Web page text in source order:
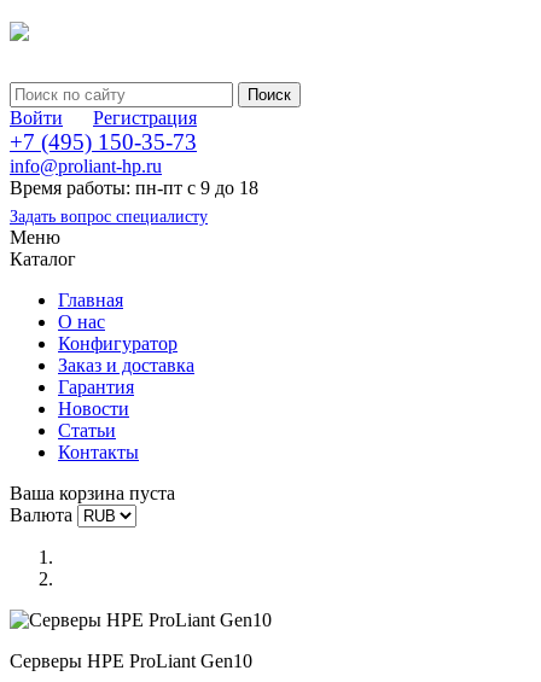
Войти Регистрация
+7 (495) 150-35-73
info@proliant-hp.ru
Время работы: пн-пт с 9 до 18
Задать вопрос специалисту
Меню
Каталог
Главная
О нас
Конфигуратор
Заказ и доставка
Гарантия
Новости
Статьи
Контакты
Ваша корзина пуста
Валюта
Серверы HPE ProLiant Gen10